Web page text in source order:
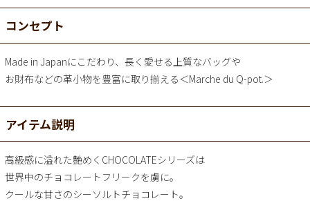
コンセプト
Made in Japanにこだわり、長く愛せる上質なバッグや
お財布などの革小物を豊富に取り揃える＜Marche du Q-pot.＞
アイテム説明
高級感に溢れた艶めくCHOCOLATEシリーズは
世界中のチョコレートフリークを虜に。
クールな甘さのシーソルトチョコレート。